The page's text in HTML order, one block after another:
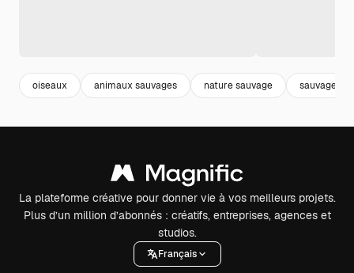
oiseaux animaux sauvages nature sauvage sauvage
La plateforme créative pour donner vie à vos meilleurs projets.
Plus d’un million d’abonnés : créatifs, entreprises, agences et
studios.
Français